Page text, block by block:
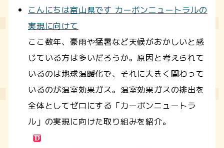
こんにちは富山県です カーボンニュートラルの
実現に向けて
ここ数年、豪雨や猛暑など天候がおかしいと感
じている方は多いだろうか。原因と考えられて
いるのは地球温暖化で、それに大きく関わって
いるのが温室効果ガス。温室効果ガスの排出を
全体としてゼロにする「カーボンニュートラ
ル」の実現に向けた取り組みを紹介。